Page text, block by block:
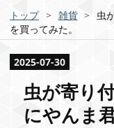
¥2,200
ーム
トップ > 雑貨 > 虫
を買ってみた。
2025-07-30
虫が寄り
にやんま